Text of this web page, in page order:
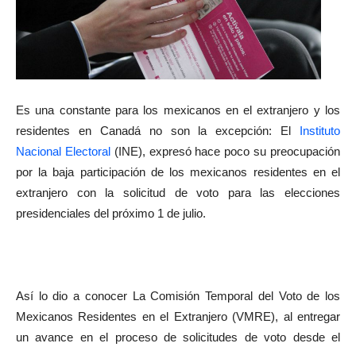
Es una constante para los mexicanos en el extranjero y los
residentes en Canadá no son la excepción: El Instituto
Nacional Electoral(INE), expresó hace poco su preocupación
por la baja participación de los mexicanos residentes en el
extranjero con la solicitud de voto para las elecciones
presidenciales del próximo 1 de julio.
Así lo dio a conocer La Comisión Temporal del Voto de los
Mexicanos Residentes en el Extranjero (VMRE), al entregar
un avance en el proceso de solicitudes de voto desde el